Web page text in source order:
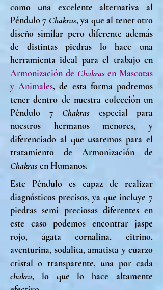
como una excelente alternativa al
Péndulo 7 Chakras, ya que al tener otro
diseño similar pero diferente además
de distintas piedras lo hace una
herramienta ideal para el trabajo en
Armonización de Chakrasen Mascotas
y Animales, de esta forma podremos
tener dentro de nuestra colección un
Péndulo 7 Chakras especial para
nuestros hermanos menores, y
diferenciado al que usaremos para el
tratamiento de Armonización de
Chakrasen Humanos.
Este Péndulo es capaz de realizar
diagnósticos precisos, ya que incluye 7
piedras semi preciosas diferentes en
este caso podemos encontrar jaspe
rojo, ágata cornalina, citrino,
aventurina, sodalita, amatista y cuarzo
cristal o transparente, una por cada
chakra, lo que lo hace altamente